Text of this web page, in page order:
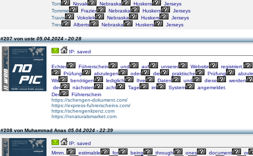
Tom
Novak Nebraska Huskers
Jerseys
Tommie
Frazier Nebraska Huskers
Jerseys
Travis
Vokolek Nebraska Huskers
Jerseys
Trev
Alberts Nebraska Huskers Jerseys
#207 von uste05.04.2024 - 20:28
IP: saved
Echter Führerschein und auf unserer Website registriert,
Prüfung
abzulegen oder die praktische Prüfung
Wir
benötigen lediglich Ihre Daten und diese werden
der
nächsten acht Tage im System
angemeldet.
Der
Führerschein
https://schengen-dokument.com/
https://express-fuhrerscheins.com/
https://schengenlizenz.com
https://rxnaturalsmarket.com
#208 von Muhammad Anas05.04.2024 - 22:39
IP: saved
Mmm..
estimable for being through ones document or